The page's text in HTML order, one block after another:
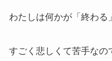
わたしは何かが「終わる
すごく悲しくて苦手なの